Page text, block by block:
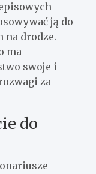
ją do
na drodze.
ma
swoje i
za
do